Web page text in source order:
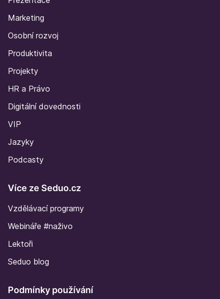
Marketing
Osobní rozvoj
Produktivita
Projekty
HR a Právo
Digitální dovednosti
VIP
Jazyky
Podcasty
Více ze Seduo.cz
Vzdělávací programy
Webináře #naživo
Lektoři
Seduo blog
Podmínky používání